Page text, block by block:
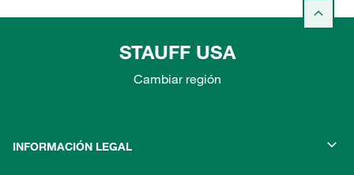
STAUFF USA
Cambiar región
INFORMACIÓN LEGAL